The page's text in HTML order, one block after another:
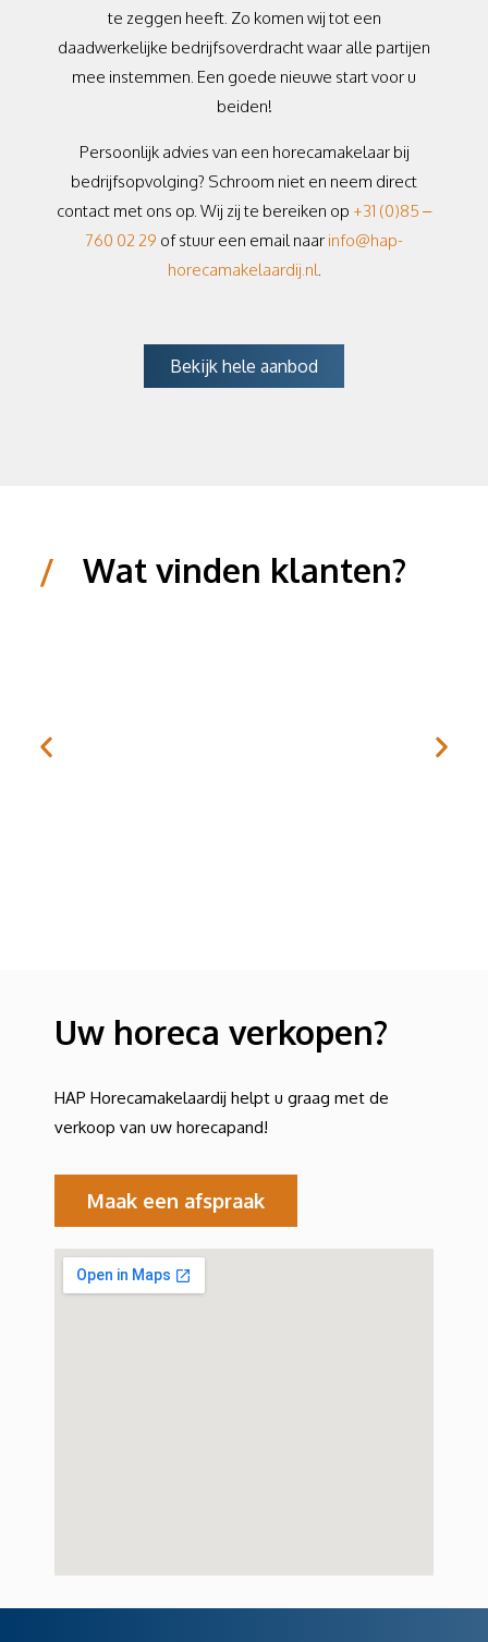
te zeggen heeft. Zo komen wij tot een
daadwerkelijke bedrijfsoverdracht waar alle partijen
mee instemmen. Een goede nieuwe start voor u
beiden!
Persoonlijk advies van een horecamakelaar bij
bedrijfsopvolging? Schroom niet en neem direct
contact met ons op. Wij zij te bereiken op +31 (0)85 –
760 02 29 of stuur een email naar info@hap-
horecamakelaardij.nl.
Bekijk hele aanbod
/ Wat vinden klanten?
Uw horeca verkopen?
HAP Horecamakelaardij helpt u graag met de
verkoop van uw horecapand!
Maak een afspraak